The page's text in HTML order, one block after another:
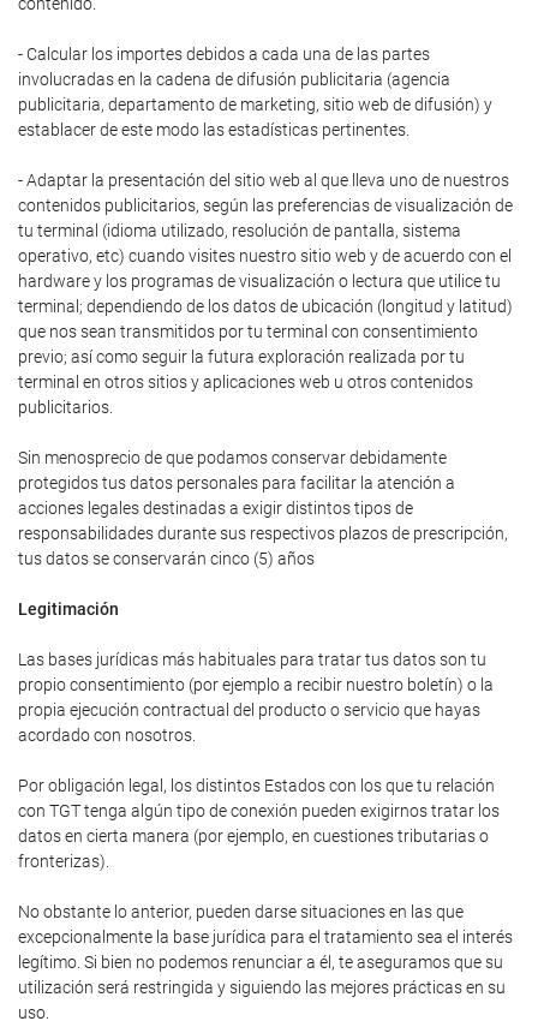
contenido.
- Calcular los importes debidos a cada una de las partes
involucradas en la cadena de difusión publicitaria (agencia
publicitaria, departamento de marketing, sitio web de difusión) y
establacer de este modo las estadísticas pertinentes.
- Adaptar la presentación del sitio web al que lleva uno de nuestros
contenidos publicitarios, según las preferencias de visualización de
tu terminal (idioma utilizado, resolución de pantalla, sistema
operativo, etc) cuando visites nuestro sitio web y de acuerdo con el
hardware y los programas de visualización o lectura que utilice tu
terminal; dependiendo de los datos de ubicación (longitud y latitud)
que nos sean transmitidos por tu terminal con consentimiento
previo; así como seguir la futura exploración realizada por tu
terminal en otros sitios y aplicaciones web u otros contenidos
publicitarios.
Sin menosprecio de que podamos conservar debidamente
protegidos tus datos personales para facilitar la atención a
acciones legales destinadas a exigir distintos tipos de
responsabilidades durante sus respectivos plazos de prescripción,
tus datos se conservarán cinco (5) años
Legitimación
Las bases jurídicas más habituales para tratar tus datos son tu
propio consentimiento (por ejemplo a recibir nuestro boletín) o la
propia ejecución contractual del producto o servicio que hayas
acordado con nosotros.
Por obligación legal, los distintos Estados con los que tu relación
con TGT tenga algún tipo de conexión pueden exigirnos tratar los
datos en cierta manera (por ejemplo, en cuestiones tributarias o
fronterizas).
No obstante lo anterior, pueden darse situaciones en las que
excepcionalmente la base jurídica para el tratamiento sea el interés
legítimo. Si bien no podemos renunciar a él, te aseguramos que su
utilización será restringida y siguiendo las mejores prácticas en su
uso.